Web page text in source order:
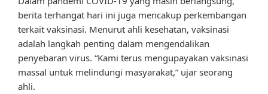
berita terhangat hari ini juga mencakup perkembangan
terkait vaksinasi. Menurut ahli kesehatan, vaksinasi
adalah langkah penting dalam mengendalikan
penyebaran virus. “Kami terus mengupayakan vaksinasi
massal untuk melindungi masyarakat,” ujar seorang
ahli.